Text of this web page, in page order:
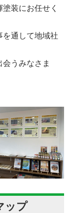
装にお任せく
を通して地域社
うみなさま
ップ